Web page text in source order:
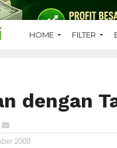
HOME FILTER
dengan
2008